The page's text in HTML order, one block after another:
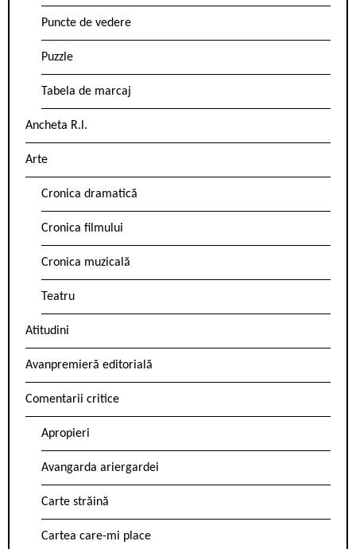
Puncte de vedere
Puzzle
Tabela de marcaj
Ancheta R.l.
Arte
Cronica dramatică
Cronica filmului
Cronica muzicală
Teatru
Atitudini
Avanpremieră editorială
Comentarii critice
Apropieri
Avangarda ariergardei
Carte străină
Cartea care-mi place